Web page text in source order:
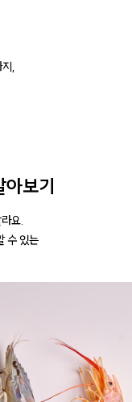
,
보기
요.
수 있는